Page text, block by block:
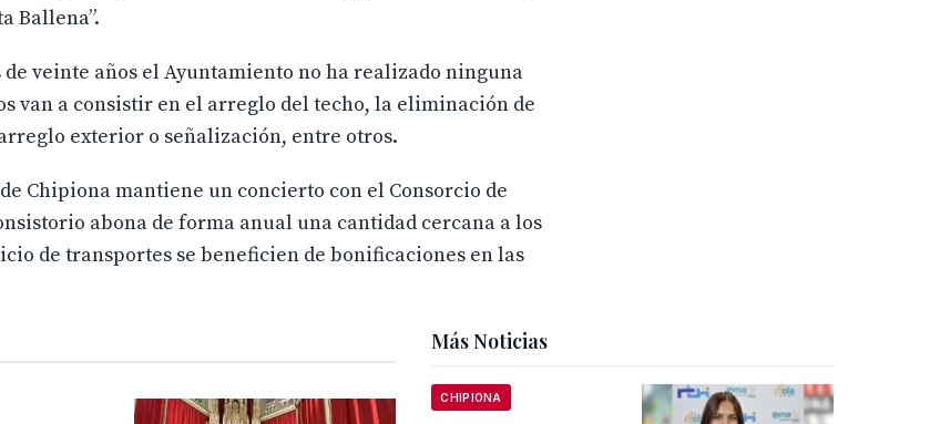
Ballena”.
veinte años el Ayuntamiento no ha realizado ninguna
van a consistir en el arreglo del techo, la eliminación de
exterior o señalización, entre otros.
Chipiona mantiene un concierto con el Consorcio de
abona de forma anual una cantidad cercana a los
de transportes se beneficien de bonificaciones en las
Más Noticias
CHIPIONA